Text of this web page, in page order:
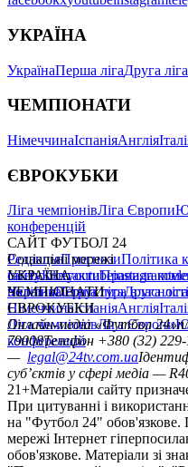
УКРАЇНА
УкраїнаПерша лігаДруга ліга
ЧЕМПІОНАТИ
НімеччинаІспаніяАнглія
ЄВРОКУБКИ
Ліга чемпіонівЛіга Європи
конференцій
САЙТ ФУТБОЛ 24
РедакціяПрогнозиПолітика
сайтуКонтактиПравила
політикаСтруктура власності
Соціальні мережі
facebookxyoutubeinstagram
УКРАЇНА
УкраїнаПерша лігаДруга ліга
ЧЕМПІОНАТИ
НімеччинаІспаніяАнглія
ЄВРОКУБКИ
Ліга чемпіонівЛіга Європи
конференцій
Онлайн-медіа «Футбол 24»
79008Телефон +380 (32)
— legal@24tv.com.ua
суб’єктів у сфері медіа —
21+Матеріали сайту
При цитуванні і
на "Футбол 24" обов'язкове.
мережі Інтернет
обов'язкове. Матеріали зі